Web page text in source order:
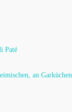
Paté
an Garküchen